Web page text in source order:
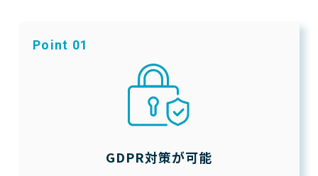
Point 01
GDPR対策が可能